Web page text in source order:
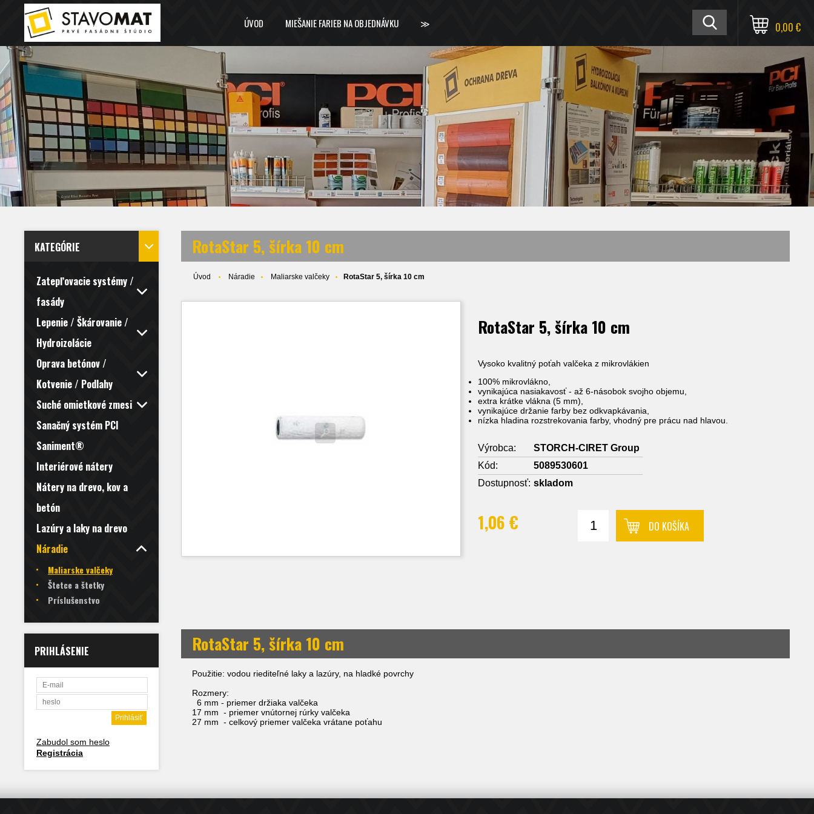
ÚVOD MIEŠANIE FARIEB NA OBJEDNÁVKU ≫ 0,00 €
KATEGÓRIE
Zatepľovacie systémy /
fasády
Lepenie / Škárovanie /
Hydroizolácie
Oprava betónov /
Kotvenie / Podlahy
Suché omietkové zmesi
Sanačný systém PCI
Saniment®
Interiérové nátery
Nátery na drevo, kov a
betón
Lazúry a laky na drevo
Náradie
Maliarske valčeky
Štetce a štetky
Príslušenstvo
PRIHLÁSENIE
Zabudol som heslo
Registrácia
RotaStar 5, šírka 10 cm
Úvod Náradie Maliarske valčeky RotaStar 5, šírka 10 cm
RotaStar 5, šírka 10 cm
Vysoko kvalitný poťah valčeka z mikrovlákien
100% mikrovlákno,
vynikajúca nasiakavosť - až 6-násobok svojho objemu,
extra krátke vlákna (5 mm),
vynikajúce držanie farby bez odkvapkávania,
nízka hladina rozstrekovania farby, vhodný pre prácu nad hlavou.
Výrobca:
STORCH-CIRET Group
Kód:
5089530601
Dostupnosť: skladom
1,06 € DO KOŠÍKA
RotaStar 5, šírka 10 cm
Použitie: vodou riediteľné laky a lazúry, na hladké povrchy
Rozmery:
6 mm - priemer držiaka valčeka
17 mm - priemer vnútornej rúrky valčeka
27 mm - celkový priemer valčeka vrátane poťahu